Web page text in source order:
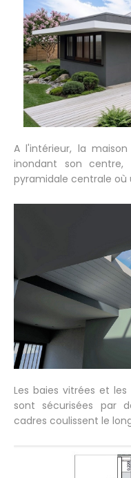
A l'intérieur, la
inondant son
pyramidale centrale
Les baies vitrées et
sont sécurisées par
cadres coulissent le